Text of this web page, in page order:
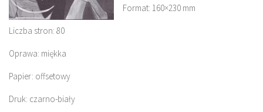
Format: 160×230 mm
Liczba stron: 80
Oprawa: miękka
Papier: offsetowy
Druk: czarno-biały